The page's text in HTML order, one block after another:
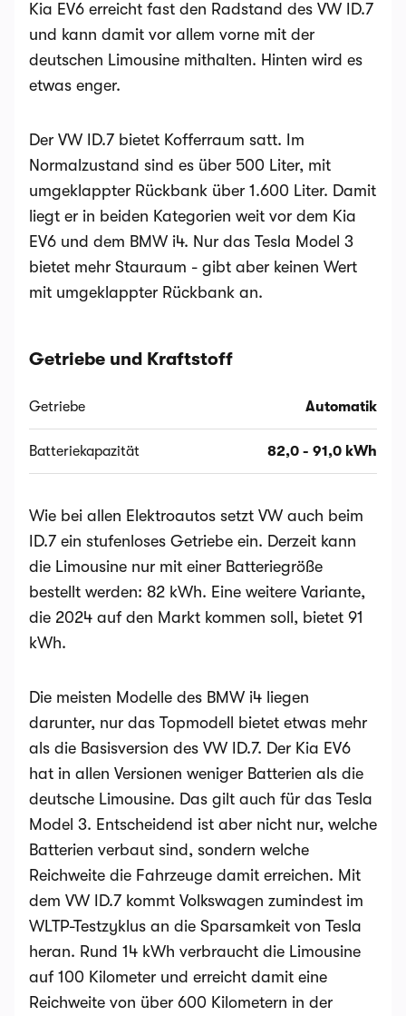
Kia EV6 erreicht fast den Radstand des VW ID.7
und kann damit vor allem vorne mit der
deutschen Limousine mithalten. Hinten wird es
etwas enger.
Der VW ID.7 bietet Kofferraum satt. Im
Normalzustand sind es über 500 Liter, mit
umgeklappter Rückbank über 1.600 Liter. Damit
liegt er in beiden Kategorien weit vor dem Kia
EV6 und dem BMW i4. Nur das Tesla Model 3
bietet mehr Stauraum - gibt aber keinen Wert
mit umgeklappter Rückbank an.
Getriebe und Kraftstoff
Getriebe Automatik
Batteriekapazität 82,0 - 91,0 kWh
Wie bei allen Elektroautos setzt VW auch beim
ID.7 ein stufenloses Getriebe ein. Derzeit kann
die Limousine nur mit einer Batteriegröße
bestellt werden: 82 kWh. Eine weitere Variante,
die 2024 auf den Markt kommen soll, bietet 91
kWh.
Die meisten Modelle des BMW i4 liegen
darunter, nur das Topmodell bietet etwas mehr
als die Basisversion des VW ID.7. Der Kia EV6
hat in allen Versionen weniger Batterien als die
deutsche Limousine. Das gilt auch für das Tesla
Model 3. Entscheidend ist aber nicht nur, welche
Batterien verbaut sind, sondern welche
Reichweite die Fahrzeuge damit erreichen. Mit
dem VW ID.7 kommt Volkswagen zumindest im
WLTP-Testzyklus an die Sparsamkeit von Tesla
heran. Rund 14 kWh verbraucht die Limousine
auf 100 Kilometer und erreicht damit eine
Reichweite von über 600 Kilometern in der